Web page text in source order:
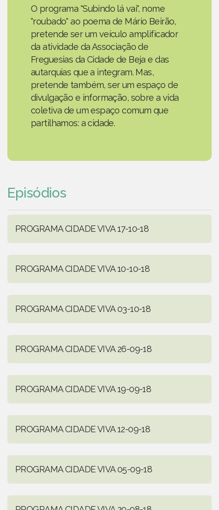
O programa "Subindo lá vai", nome
"roubado" ao poema de Mário Beirão,
pretende ser um veículo amplificador
da atividade da Associação de
Freguesias da Cidade de Beja e das
autarquias que a integram. Mas,
pretende também, ser um espaço de
divulgação e informação, sobre a vida
coletiva de um espaço comum que
partilhamos: a cidade.
Episódios
PROGRAMA CIDADE VIVA 17-10-18
PROGRAMA CIDADE VIVA 10-10-18
PROGRAMA CIDADE VIVA 03-10-18
PROGRAMA CIDADE VIVA 26-09-18
PROGRAMA CIDADE VIVA 19-09-18
PROGRAMA CIDADE VIVA 12-09-18
PROGRAMA CIDADE VIVA 05-09-18